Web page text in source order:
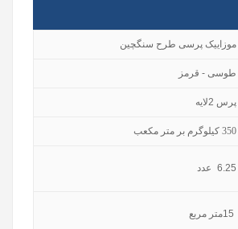
موزاییک پرسی طرح سنگچین
طوسی - قرمز
پرس 2لایه
350 کیلوگرم بر متر مکعب
6.25 عدد
15متر مربع